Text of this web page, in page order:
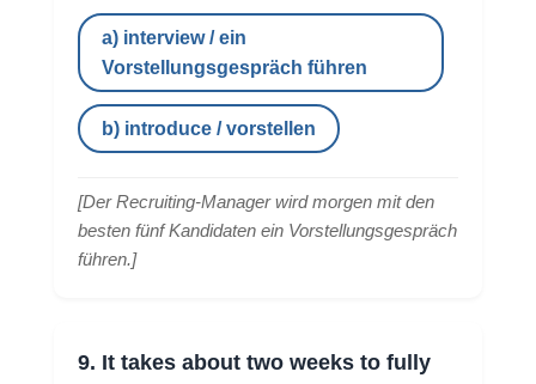
a) interview / ein
Vorstellungsgespräch führen
b) introduce / vorstellen
[Der Recruiting-Manager wird morgen mit den
besten fünf Kandidaten ein Vorstellungsgespräch
führen.]
9. It takes about two weeks to fully